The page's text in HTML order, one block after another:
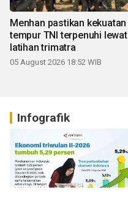
Menhan pastikan kekuatan
tempur TNI terpenuhi lewat
latihan trimatra
05 August 2026 18:52 WIB
Infografik